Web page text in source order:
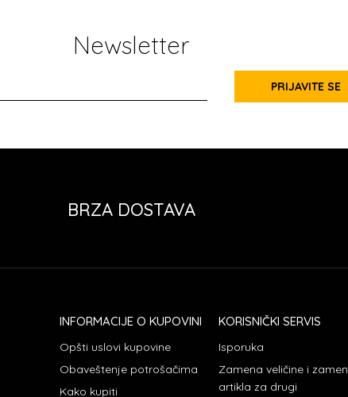
Newsletter
PRIJAVITE SE
BRZA DOSTAVA
INFORMACIJE O KUPOVINI
Opšti uslovi kupovine
Obaveštenje potrošačima
Kako kupiti
KORISNIČKI SERVIS
Isporuka
Zamena veličine i
artikla za drugi